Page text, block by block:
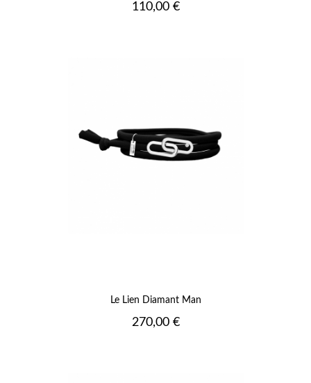
Prix
110,00 €
Le Lien Diamant Man
Prix
270,00 €